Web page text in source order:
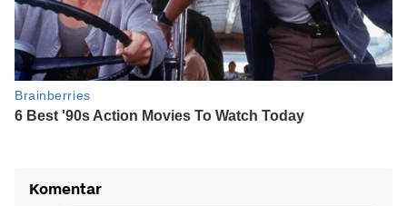
Komentar